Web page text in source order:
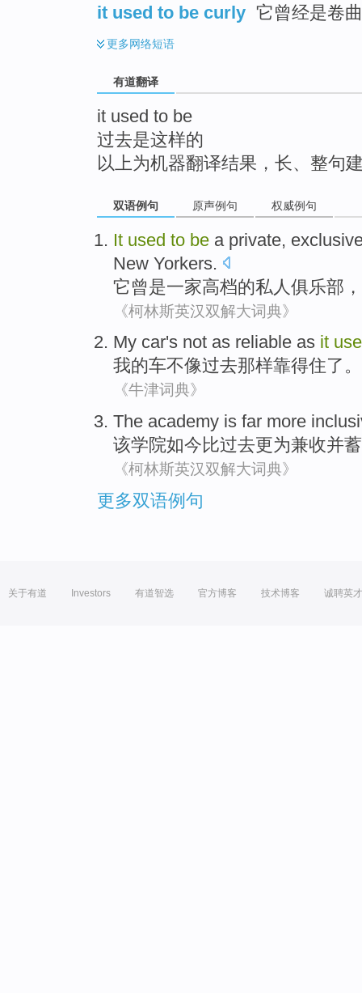
it used to be curly 它曾经是卷
更多网络短语
有道翻译
it used to be
过去是这样的
以上为机器翻译结果，长、整句
双语例句 原声例句 权威例句
It used to be a private,
New Yorkers.
它曾是一家高档的私人 俱乐部 ，
《柯林斯英汉双解大词典》
My car's not as reliable as it
我的车不像过去那样靠得住了。
《牛津词典》
The academy is far more
该学院如今比过去更为兼收并蓄
《柯林斯英汉双解大词典》
更多双语例句
关于有道 Investors 有道智选 官方博客 技术博客 诚聘英才